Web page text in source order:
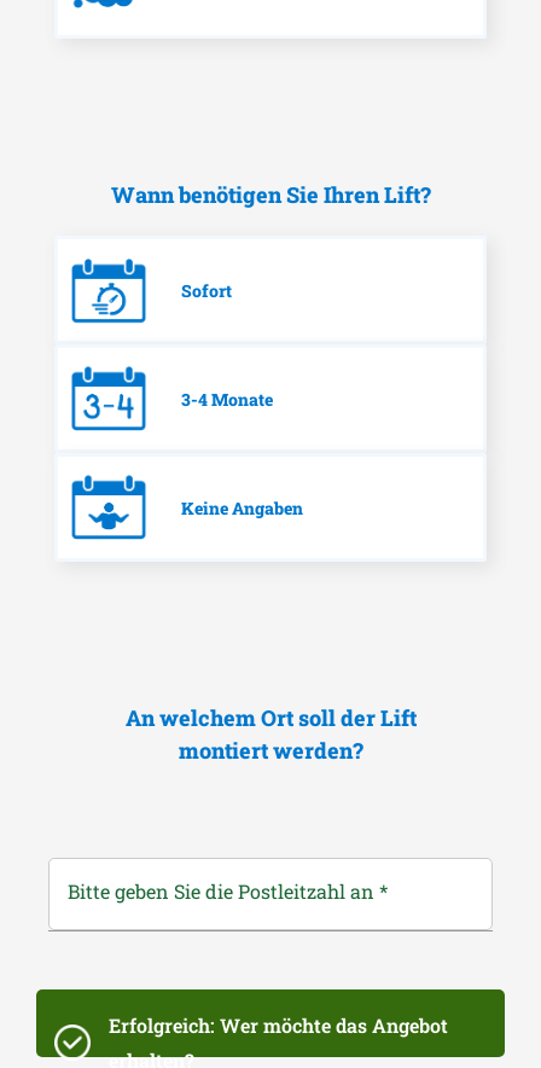
Wann benötigen Sie Ihren Lift?
Sofort
3-4 Monate
Keine Angaben
An welchem Ort soll der Lift
montiert werden?
Bitte geben Sie die Postleitzahl an *
Erfolgreich: Wer möchte das Angebot
erhalten?